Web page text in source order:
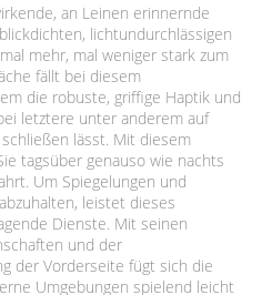
an Leinen erinnernde
lichtundurchlässigen
mehr, mal weniger stark zum
fällt bei diesem
die robuste, griffige Haptik und
letztere unter anderem auf
lässt. Mit diesem
tagsüber genauso wie nachts
Um Spiegelungen und
leistet dieses
Dienste. Mit seinen
und der
der Vorderseite fügt sich die
Umgebungen spielend leicht